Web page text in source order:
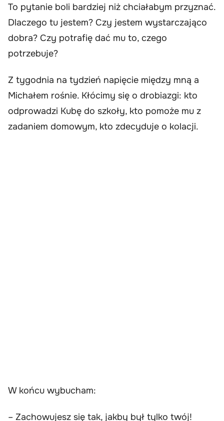
To pytanie boli bardziej niż chciałabym przyznać.
Dlaczego tu jestem? Czy jestem wystarczająco
dobra? Czy potrafię dać mu to, czego
potrzebuje?
Z tygodnia na tydzień napięcie między mną a
Michałem rośnie. Kłócimy się o drobiazgi: kto
odprowadzi Kubę do szkoły, kto pomoże mu z
zadaniem domowym, kto zdecyduje o kolacji.
W końcu wybucham:
– Zachowujesz się tak, jakby był tylko twój!